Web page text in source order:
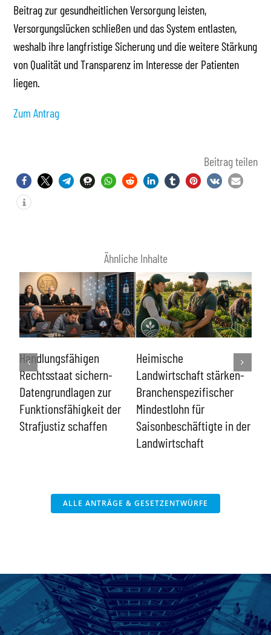
Beitrag zur gesundheitlichen Versorgung leisten,
Versorgungslücken schließen und das System entlasten,
weshalb ihre langfristige Sicherung und die weitere Stärkung
von Qualität und Transparenz im Interesse der Patienten
liegen.
Zum Antrag
Beitrag teilen
Ähnliche Inhalte
Handlungsfähigen
Rechtsstaat sichern-
Datengrundlagen zur
Funktionsfähigkeit der
Strafjustiz schaffen
Heimische
Landwirtschaft stärken-
Branchenspezifischer
Mindestlohn für
Saisonbeschäftigte in der
Landwirtschaft
ALLE ANTRÄGE & GESETZENTWÜRFE